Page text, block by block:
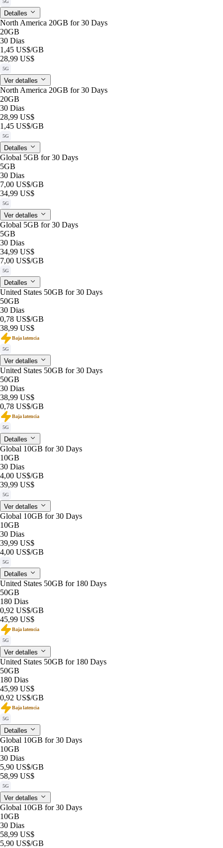
Detalles
North America 20GB for 30 Days
20GB
30 Dias
1,45 US$/GB
28,99 US$
5G
Ver detalles
North America 20GB for 30 Days
20GB
30 Dias
28,99 US$
1,45 US$/GB
5G
Detalles
Global 5GB for 30 Days
5GB
30 Dias
7,00 US$/GB
34,99 US$
5G
Ver detalles
Global 5GB for 30 Days
5GB
30 Dias
34,99 US$
7,00 US$/GB
5G
Detalles
United States 50GB for 30 Days
50GB
30 Dias
0,78 US$/GB
38,99 US$
Baja latencia
5G
Ver detalles
United States 50GB for 30 Days
50GB
30 Dias
38,99 US$
0,78 US$/GB
Baja latencia
5G
Detalles
Global 10GB for 30 Days
10GB
30 Dias
4,00 US$/GB
39,99 US$
5G
Ver detalles
Global 10GB for 30 Days
10GB
30 Dias
39,99 US$
4,00 US$/GB
5G
Detalles
United States 50GB for 180 Days
50GB
180 Dias
0,92 US$/GB
45,99 US$
Baja latencia
5G
Ver detalles
United States 50GB for 180 Days
50GB
180 Dias
45,99 US$
0,92 US$/GB
Baja latencia
5G
Detalles
Global 10GB for 30 Days
10GB
30 Dias
5,90 US$/GB
58,99 US$
5G
Ver detalles
Global 10GB for 30 Days
10GB
30 Dias
58,99 US$
5,90 US$/GB